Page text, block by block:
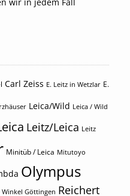
Carl Zeiss E. Leitz in Wetzlar E.
Leica/Wild Leica / Wild
Leitz/Leica Leitz
Minitüb / Leica Mitutoyo
Olympus
Winkel Göttingen Reichert